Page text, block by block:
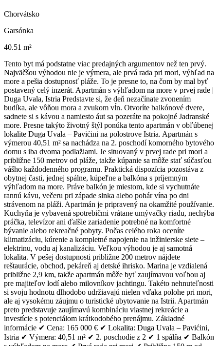
Chorvátsko
Garsónka
40.51 m²
Tento byt má podstatne viac predajných argumentov než ten prvý.
Najväčšou výhodou nie je výmera, ale prvá rada pri mori, výhľad na
more a pešia dostupnosť pláže. To je presne to, na čom by mal byť
postavený celý inzerát. Apartmán s výhľadom na more v prvej rade |
Duga Uvala, Istria Predstavte si, že deň nezačínate zvonením
budíka, ale vôňou mora a zvukom vĺn. Otvoríte balkónové dvere,
sadnete si s kávou a namiesto áut sa pozeráte na pokojné Jadranské
more. Presne takýto životný štýl ponúka tento apartmán v obľúbenej
lokalite Duga Uvala – Pavićini na polostrove Istria. Apartmán s
výmerou 40,51 m² sa nachádza na 2. poschodí komorného bytového
domu s iba dvoma podlažiami. Je situovaný v prvej rade pri mori a
približne 150 metrov od pláže, takže kúpanie sa môže stať súčasťou
vášho každodenného programu. Praktická dispozícia pozostáva z
obytnej časti, jednej spálne, kúpeľne a balkóna s príjemným
výhľadom na more. Práve balkón je miestom, kde si vychutnáte
rannú kávu, večeru pri západe slnka alebo pohár vína po dni
strávenom na pláži. Apartmán je pripravený na okamžité používanie.
Kuchyňa je vybavená spotrebičmi vrátane umývačky riadu, nechýba
práčka, televízor ani ďalšie zariadenie potrebné na komfortné
bývanie alebo rekreačné pobyty. Počas celého roka oceníte
klimatizáciu, kúrenie a kompletné napojenie na inžinierske siete –
elektrinu, vodu aj kanalizáciu. Veľkou výhodou je aj samotná
lokalita. V pešej dostupnosti približne 200 metrov nájdete
reštaurácie, obchod, pekáreň aj detské ihrisko. Marina je vzdialená
približne 2,9 km, takže apartmán môže byť zaujímavou voľbou aj
pre majiteľov lodí alebo milovníkov jachtingu. Takéto nehnuteľnosti
si svoju hodnotu dlhodobo udržiavajú nielen vďaka polohe pri mori,
ale aj vysokému záujmu o turistické ubytovanie na Istrii. Apartmán
preto predstavuje zaujímavú kombináciu vlastnej rekreácie a
investície s potenciálom krátkodobého prenájmu. Základné
informácie ✔ Cena: 165 000 € ✔ Lokalita: Duga Uvala – Pavićini,
Istria ✔ Výmera: 40,51 m² ✔ 2. poschodie z 2 ✔ 1 spálňa ✔ Balkón